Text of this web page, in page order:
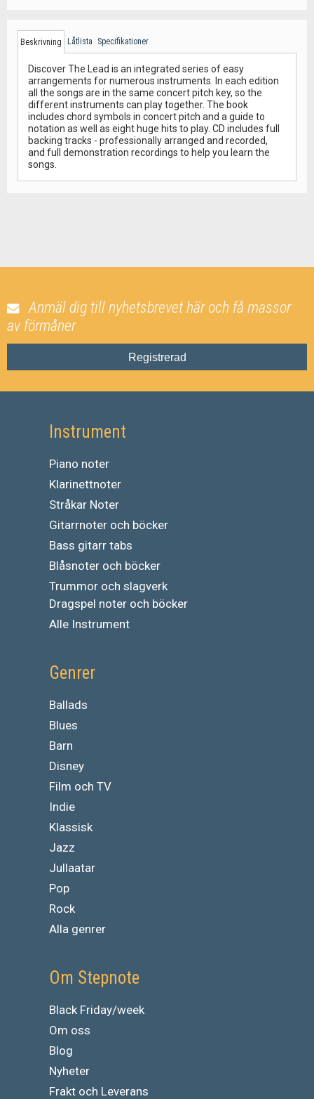
Beskrivning Låtlista Specifikationer
Discover The Lead is an integrated series of easy
arrangements for numerous instruments. In each edition
all the songs are in the same concert pitch key, so the
different instruments can play together. The book
includes chord symbols in concert pitch and a guide to
notation as well as eight huge hits to play. CD includes full
backing tracks - professionally arranged and recorded,
and full demonstration recordings to help you learn the
songs.
Anmäl dig till nyhetsbrevet här och få massor
av förmåner
Registrerad
Instrument
Piano noter
Klarinettnoter
Stråkar Noter
Gitarrnoter och böcker
Bass gitarr tabs
Blåsnoter och böcker
Trummor och slagverk
Dragspel noter och böcker
Alle Instrument
Genrer
Ballads
Blues
Barn
Disney
Film och TV
Indie
Klassisk
Jazz
Jullaatar
Pop
Rock
Alla genrer
Om Stepnote
Black Friday/week
Om oss
Blog
Nyheter
Frakt och Leverans